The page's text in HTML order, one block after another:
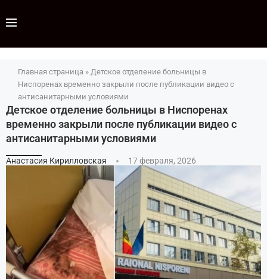
Главная страница » Детское отделение больницы в
Ниспоренах временно закрыли после публикации видео с
антисанитарными условиями
Детское отделение больницы в Ниспоренах
временно закрыли после публикации видео с
антисанитарными условиями
Анастасия Кирилловская 17 февраля, 2026